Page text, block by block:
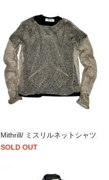
Mithrill/ ミスリルネットシャツ
SOLD OUT